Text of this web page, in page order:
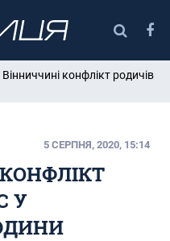
конфлікт родичів
5 СЕРПНЯ, 2020, 15:14
У